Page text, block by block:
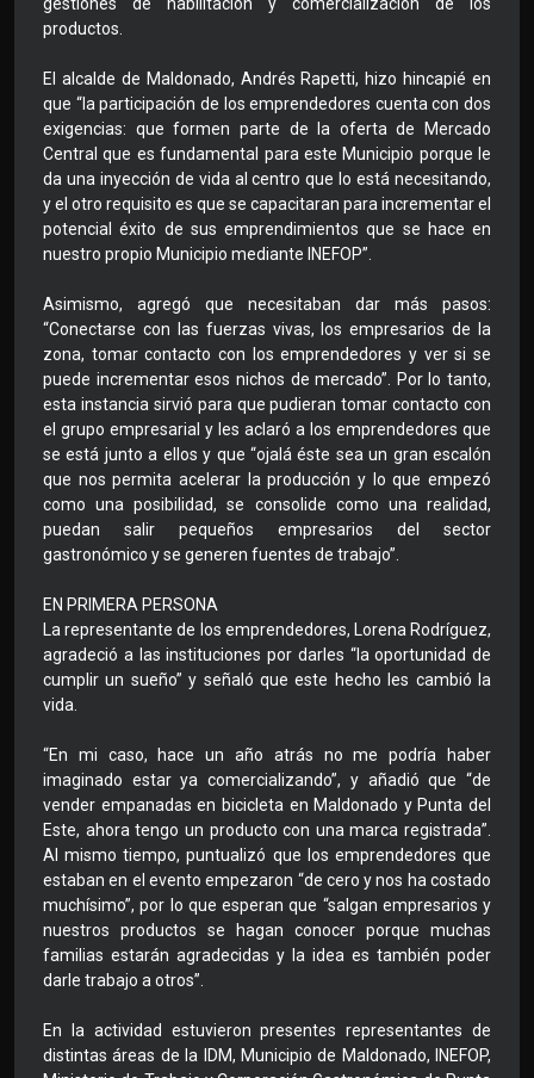
gestiones de habilitación y comercialización de los
productos.
El alcalde de Maldonado, Andrés Rapetti, hizo hincapié en
que “la participación de los emprendedores cuenta con dos
exigencias: que formen parte de la oferta de Mercado
Central que es fundamental para este Municipio porque le
da una inyección de vida al centro que lo está necesitando,
y el otro requisito es que se capacitaran para incrementar el
potencial éxito de sus emprendimientos que se hace en
nuestro propio Municipio mediante INEFOP”.
Asimismo, agregó que necesitaban dar más pasos:
“Conectarse con las fuerzas vivas, los empresarios de la
zona, tomar contacto con los emprendedores y ver si se
puede incrementar esos nichos de mercado”. Por lo tanto,
esta instancia sirvió para que pudieran tomar contacto con
el grupo empresarial y les aclaró a los emprendedores que
se está junto a ellos y que “ojalá éste sea un gran escalón
que nos permita acelerar la producción y lo que empezó
como una posibilidad, se consolide como una realidad,
puedan salir pequeños empresarios del sector
gastronómico y se generen fuentes de trabajo”.
EN PRIMERA PERSONA
La representante de los emprendedores, Lorena Rodríguez,
agradeció a las instituciones por darles “la oportunidad de
cumplir un sueño” y señaló que este hecho les cambió la
vida.
“En mi caso, hace un año atrás no me podría haber
imaginado estar ya comercializando”, y añadió que “de
vender empanadas en bicicleta en Maldonado y Punta del
Este, ahora tengo un producto con una marca registrada”.
Al mismo tiempo, puntualizó que los emprendedores que
estaban en el evento empezaron “de cero y nos ha costado
muchísimo”, por lo que esperan que “salgan empresarios y
nuestros productos se hagan conocer porque muchas
familias estarán agradecidas y la idea es también poder
darle trabajo a otros”.
En la actividad estuvieron presentes representantes de
distintas áreas de la IDM, Municipio de Maldonado, INEFOP,